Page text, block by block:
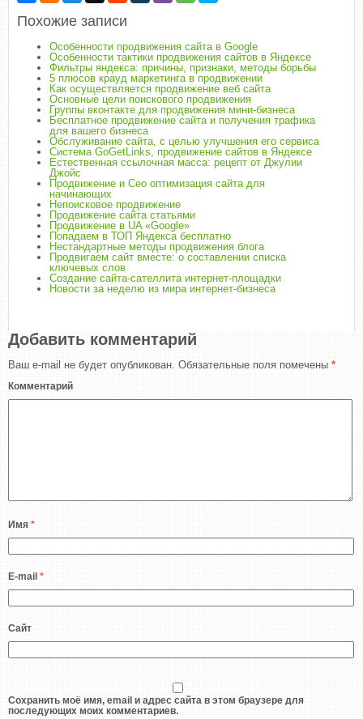
Похожие записи
Особенности продвижения сайта в Google
Особенности тактики продвижения сайтов в Яндексе
Фильтры яндекса: причины, признаки, методы борьбы
5 плюсов крауд маркетинга в продвижении
Как осуществляется продвижение веб сайта
Основные цели поискового продвижения
Группы вконтакте для продвижения мини-бизнеса
Бесплатное продвижение сайта и получения трафика
для вашего бизнеса
Обслуживание сайта, с целью улучшения его сервиса
Система GoGetLinks, продвижение сайтов в Яндексе
Естественная ссылочная масса: рецепт от Джулии
Джойс
Продвижение и Сео оптимизация сайта для
начинающих
Непоисковое продвижение
Продвижение сайта статьями
Продвижение в UA «Google»
Попадаем в ТОП Яндекса бесплатно
Нестандартные методы продвижения блога
Продвигаем сайт вместе: о составлении списка
ключевых слов
Создание сайта-сателлита интернет-площадки
Новости за неделю из мира интернет-бизнеса
Добавить комментарий
Ваш e-mail не будет опубликован. Обязательные поля помечены *
Комментарий
Имя *
E-mail *
Сайт
Сохранить моё имя, email и адрес сайта в этом браузере для
последующих моих комментариев.